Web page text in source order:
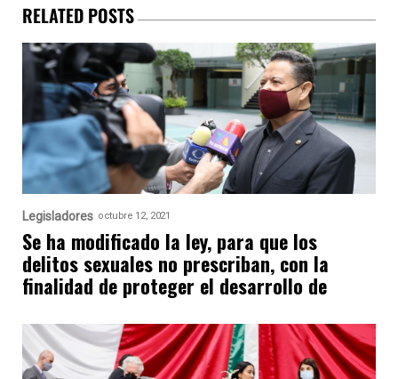
RELATED POSTS
Legisladores octubre 12, 2021
Se ha modificado la ley, para que los
delitos sexuales no prescriban, con la
finalidad de proteger el desarrollo de